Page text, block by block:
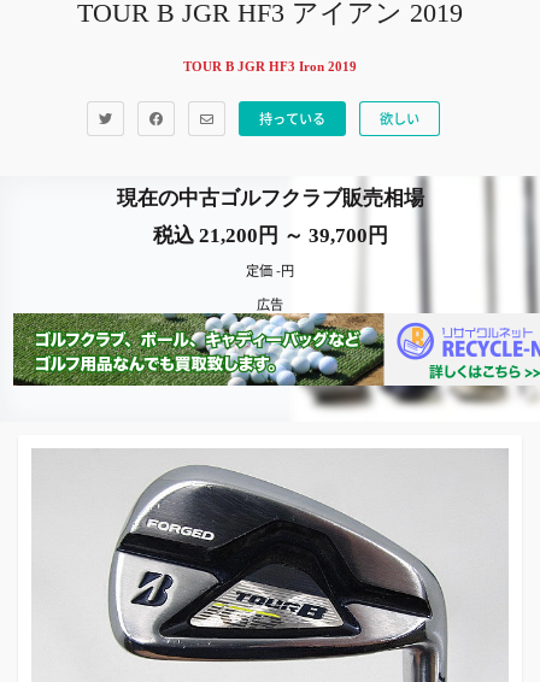
TOUR B JGR HF3 アイアン 2019
TOUR B JGR HF3 Iron 2019
持っている 欲しい
現在の中古ゴルフクラブ販売相場
税込 21,200円 ～ 39,700円
定価 -円
広告